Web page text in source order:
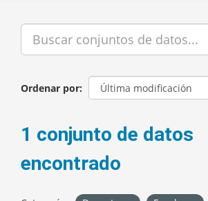
Ordenar por
1 conjunto de datos
encontrado